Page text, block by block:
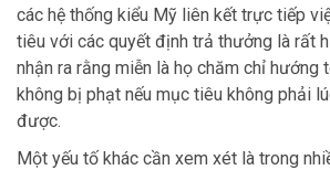
các hệ thống kiểu Mỹ liên kết trực tiếp
tiêu với các quyết định trả thưởng là rất
nhận ra rằng miễn là họ chăm chỉ hướng
không bị phạt nếu mục tiêu không phải
được.
Một yếu tố khác cần xem xét là trong